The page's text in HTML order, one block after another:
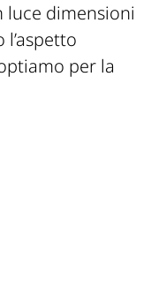
luce dimensioni
per la